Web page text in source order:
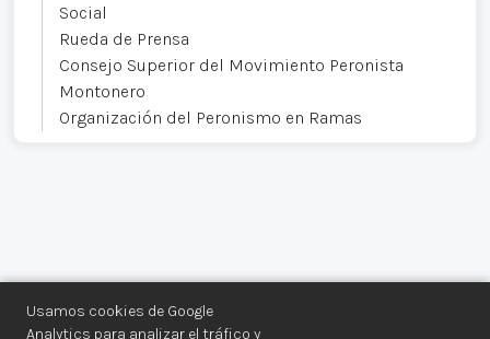
Usamos cookies de Google
Analytics para analizar el tráfico y
Social
Rueda de Prensa
Consejo Superior del Movimiento Peronista
Montonero
Organización del Peronismo en Ramas